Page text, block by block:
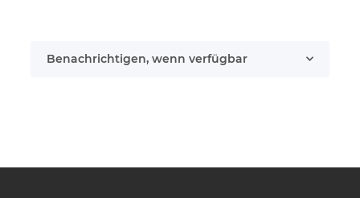
Benachrichtigen, wenn verfügbar